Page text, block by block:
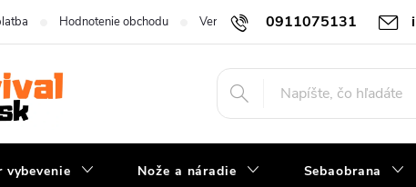
0911075131
Hodnotenie obchodu Vernostný program B2B spolupráca
Nože a náradie Sebaobrana